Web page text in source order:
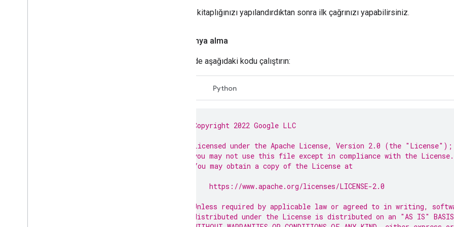
İstemci kitaplığınızı yapılandırdıktan sonra ilk çağrınızı yapabilirsiniz.
Kampanya alma
IDE'nizde aşağıdaki kodu çalıştırın:
Python
// Copyright 2022 Google LLC
// Licensed under the Apache License, Version 2.0 (the "License");
// you may not use this file except in compliance with the License.
// You may obtain a copy of the License at
//     https://www.apache.org/licenses/LICENSE-2.0
// Unless required by applicable law or agreed to in writing,
// distributed under the License is distributed on an "AS IS"